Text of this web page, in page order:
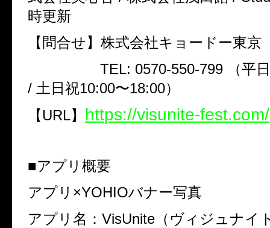
時更新
【問合せ】株式会社キョードー東京
TEL: 0570-550-799
（平日
/ 土日祝10:00〜18:00）
【URL】 https://visunite-fest.com/
■アプリ概要
アプリ ×YOHIOバナー写真
アプリ名： VisUnite （ヴィジュナイ